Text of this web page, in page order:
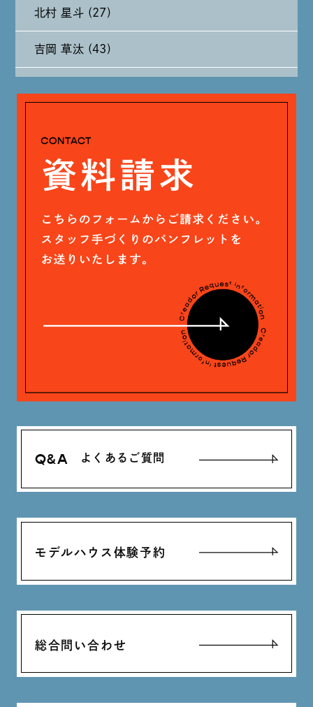
2024年7月 (11)
2024年6月 (12)
北村 星斗 (27)
吉岡 草汰 (43)
戸田 好紀 (81)
木村 珠梨音 (101)
神定 龍杜 (13)
Q&A よくあるご質問
モデルハウス体験予約
総合問い合わせ